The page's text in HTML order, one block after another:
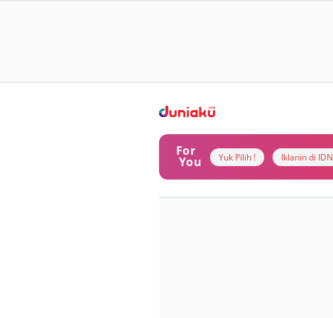
For
You Yuk Pilih ! Iklanin di IDN